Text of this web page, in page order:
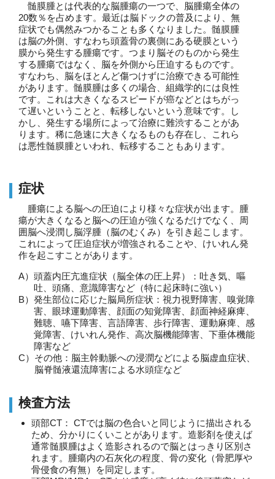
髄膜腫とは代表的な脳腫瘍の一つで、脳腫瘍全体の
20数％を占めます。最近は脳ドックの普及により、無
症状でも偶然みつかることも多くなりました。髄膜腫
は脳の外側、すなわち頭蓋骨の裏側にある硬膜という
膜から発生する腫瘍です。つまり脳そのものから発生
する腫瘍ではなく、脳を外側から圧迫するものです。
すなわち、脳をほとんど傷つけずに治療できる可能性
があります。髄膜腫は多くの場合、組織学的には良性
です。これは大きくなるスピードが癌などとはちがっ
て遅いということと、転移しないという意味です。し
かし、発生する場所によって治療に難渋することがあ
ります。稀に急速に大きくなるものも存在し、これら
は悪性髄膜腫といわれ、転移することもあります。
症状
腫瘍による脳への圧迫により様々な症状が出ます。腫
瘍が大きくなると脳への圧迫が強くなるだけでなく、周
囲脳へ浸潤し脳浮腫（脳のむくみ）を引き起こします。
これによって圧迫症状が増強されることや、けいれん発
作を起こすことがあります。
A） 頭蓋内圧亢進症状（脳全体の圧上昇）：吐き気、嘔
吐、頭痛、意識障害など（特に起床時に強い）
B） 発生部位に応じた脳局所症状：視力視野障害、嗅覚障
害、眼球運動障害、顔面の知覚障害、顔面神経麻痺、
難聴、嚥下障害、言語障害、歩行障害、運動麻痺、感
覚障害、けいれん発作、高次脳機能障害、下垂体機能
障害など
C） その他：脳主幹動脈への浸潤などによる脳虚血症状、
脳脊髄液還流障害による水頭症など
検査方法
頭部CT： CTでは脳の色合いと同じように描出される
ため、分かりにくいことがあります。造影剤を使えば
通常髄膜腫はよく造影されるので脳とはっきり区別さ
れます。腫瘍内の石灰化の程度、骨の変化（骨肥厚や
骨侵食の有無）を同定します。